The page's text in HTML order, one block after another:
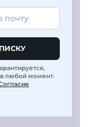
любой момент.